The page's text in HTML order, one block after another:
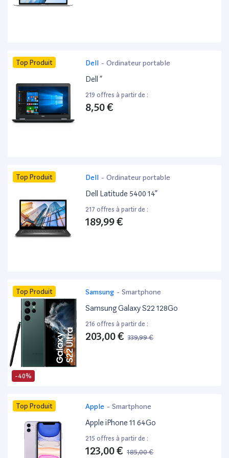
Top Produit Dell - Ordinateur portable
Dell ”
219 offres à partir de :
8,50 €
Top Produit Dell - Ordinateur portable
Dell Latitude 5400 14”
217 offres à partir de :
189,99 €
-40%
Top Produit Samsung - Smartphone
Samsung Galaxy S22 128Go
216 offres à partir de :
203,00 € 339,99 €
Top Produit Apple - Smartphone
Apple iPhone 11 64Go
215 offres à partir de :
123,00 € 185,00 €